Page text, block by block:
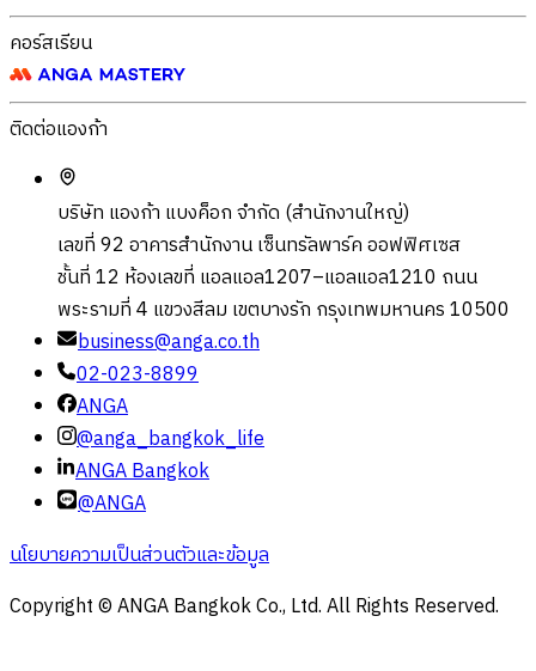
คอร์สเรียน
ติดต่อแองก้า
บริษัท แองก้า แบงค็อก จำกัด (สำนักงานใหญ่)
เลขที่ 92 อาคารสำนักงาน เซ็นทรัลพาร์ค ออฟฟิศเซส
ชั้นที่ 12 ห้องเลขที่ แอลแอล1207–แอลแอล1210 ถนน
พระรามที่ 4 แขวงสีลม เขตบางรัก กรุงเทพมหานคร 10500
business@anga.co.th
02-023-8899
ANGA
@anga_bangkok_life
ANGA Bangkok
@ANGA
นโยบายความเป็นส่วนตัวและข้อมูล
Copyright © ANGA Bangkok Co., Ltd. All Rights Reserved.